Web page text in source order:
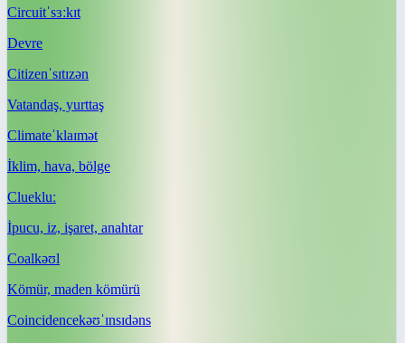
Circuitˈsɜːkɪt
Devre
Citizenˈsɪtɪzən
Vatandaş, yurttaş
Climateˈklaɪmət
İklim, hava, bölge
Cluekluː
İpucu, iz, işaret, anahtar
Coalkəʊl
Kömür, maden kömürü
Coincidencekəʊˈɪnsɪdəns